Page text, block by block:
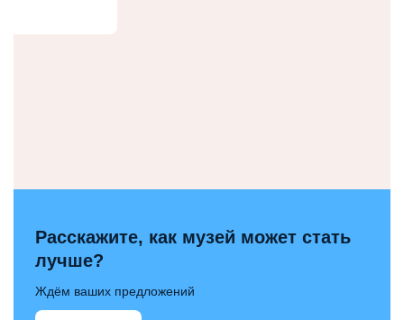
Расскажите, как музей может стать
лучше?
Ждём ваших предложений